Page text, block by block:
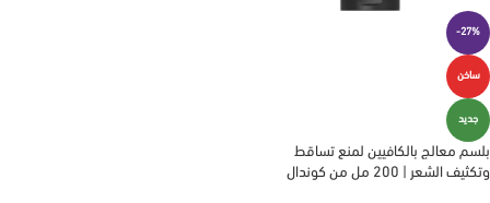
-27%
ساخن
جديد
بلسم معالج بالكافيين لمنع تساقط
وتكثيف الشعر | 200 مل من كوندال